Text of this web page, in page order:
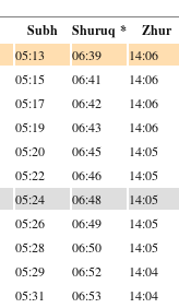
Subh Shuruq * Zhur
05:13 06:39 14:06
05:15 06:41 14:06
05:17 06:42 14:06
05:19 06:43 14:06
05:20 06:45 14:05
05:22 06:46 14:05
05:24 06:48 14:05
05:26 06:49 14:05
05:28 06:50 14:05
05:29 06:52 14:04
05:31 06:53 14:04